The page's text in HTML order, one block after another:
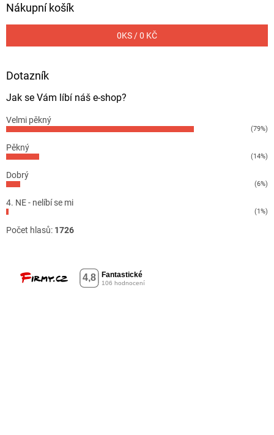
Nákupní košík
0KS /0 KČ
Dotazník
Jak se Vám líbí náš e-shop?
Velmi pěkný
(79%)
Pěkný
(14%)
Dobrý
(6%)
4. NE - nelíbí se mi
(1%)
Počet hlasů: 1726